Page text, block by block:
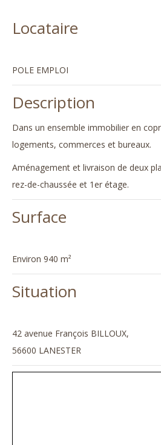
Locataire
POLE EMPLOI
Description
Dans un ensemble immobilier en
logements, commerces et bureaux.
Aménagement et livraison de deux
rez-de-chaussée et 1er étage.
Surface
Environ 940 m²
Situation
42 avenue François BILLOUX,
56600 LANESTER